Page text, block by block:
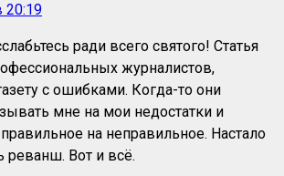
20:19
ради всего святого! Статья
журналистов,
с ошибками. Когда-то они
мне на мои недостатки и
на неправильное. Настало
реванш. Вот и всё.